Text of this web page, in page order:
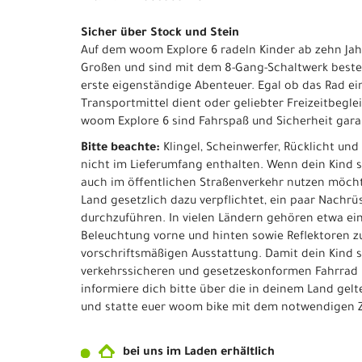
Sicher über Stock und Stein
Auf dem woom Explore 6 radeln Kinder ab zehn
Großen und sind mit dem 8-Gang-Schaltwerk
erste eigenständige Abenteuer. Egal ob das Rad
Transportmittel dient oder geliebter
woom Explore 6 sind Fahrspaß und Sicherheit
Bitte beachte: Klingel, Scheinwerfer, Rücklicht
nicht im Lieferumfang enthalten. Wenn dein Kind
auch im öffentlichen Straßenverkehr nutzen
Land gesetzlich dazu verpflichtet, ein paar
durchzuführen. In vielen Ländern gehören etwa
Beleuchtung vorne und hinten sowie Reflektoren
vorschriftsmäßigen Ausstattung. Damit dein Kind
verkehrssicheren und gesetzeskonformen
informiere dich bitte über die in deinem Land
und statte euer woom bike mit dem notwendigen
bei uns im Laden erhältlich